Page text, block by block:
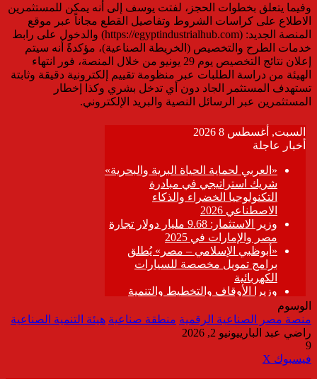
وفيما يتعلق بخطوات الحجز، لفتت يوسف إلى أنه يمكن للمستثمرين
الاطلاع على كراسات الشروط وتفاصيل القطع مجاناً عبر موقع
المنصة الجديد: (https://egyptindustrialhub.com) والدخول على رابط
خدمات الطرح والتخصيص (الخريطة الصناعية)، مؤكدةً أنه سيتم
إعلان نتائج التخصيص يوم 29 يونيو من خلال المنصة، فور انتهاء
الهيئة من دراسة الطلبات عبر منظومة تقييم إلكترونية دقيقة وثابتة
تستهدف المستثمر الجاد دون أي تدخل بشري وكذا إخطار
المستثمرين عبر الرسائل النصية والبريد الإلكتروني.
الوسوم
منصة مصر الصناعية الرقمية منطقة صناعية هيئة التنمية الصناعية
راضي عبد البارييونيو 2, 2026
9
فيسبوك ‫X